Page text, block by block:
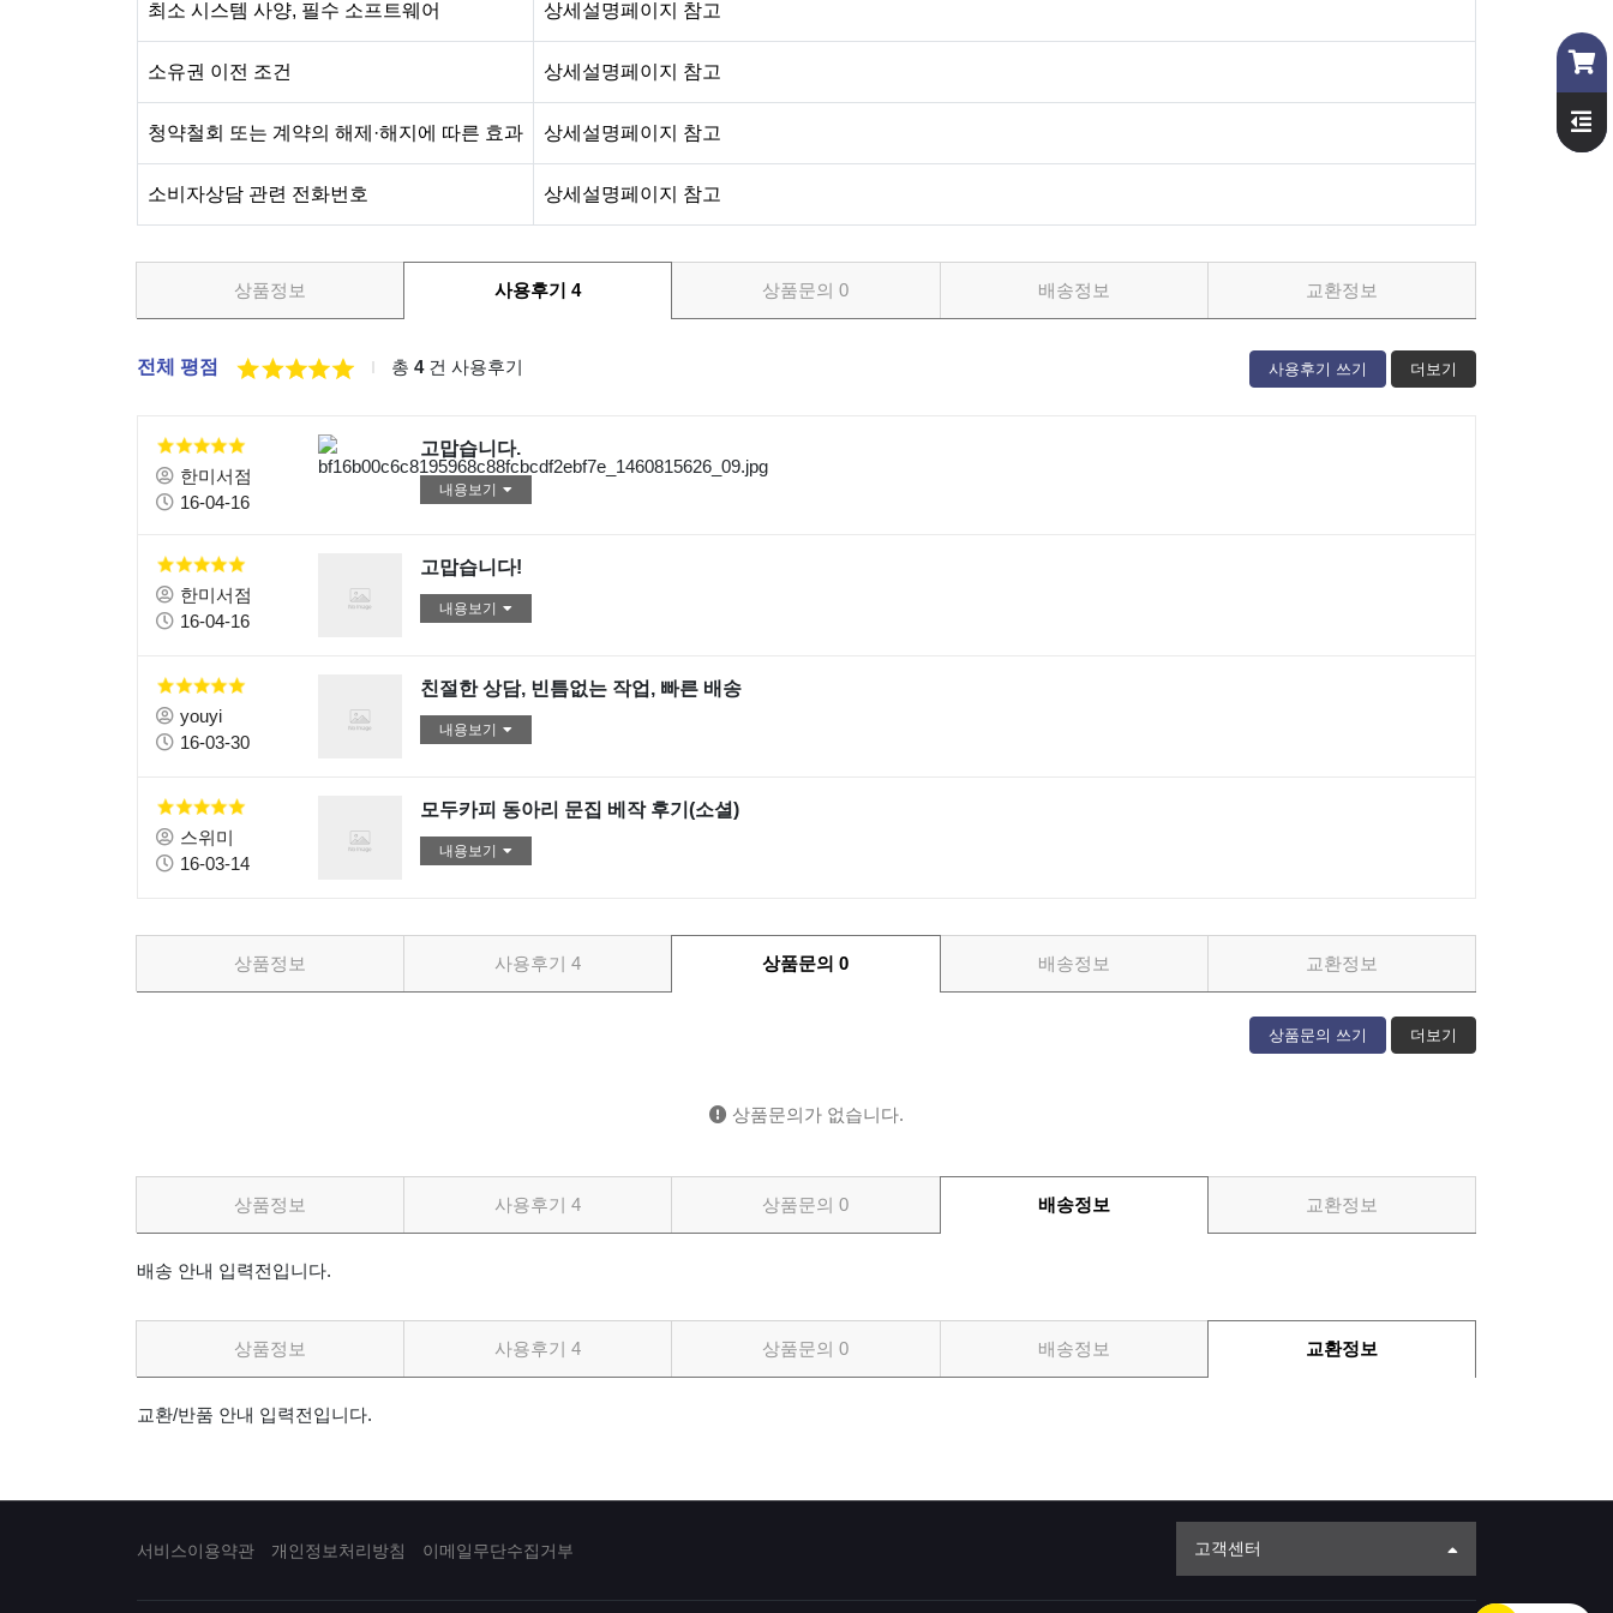
최소 시스템 사양, 필수 소프트웨어 상세설명페이지 참고
소유권 이전 조건 상세설명페이지 참고
청약철회 또는 계약의 해제·해지에 따른 효과 상세설명페이지 참고
소비자상담 관련 전화번호 상세설명페이지 참고
상품정보 사용후기4 상품문의0 배송정보 교환정보
전체 평점 총 4건 사용후기 사용후기 쓰기 더보기
고맙습니다.
내용보기
한미서점
16-04-16
고맙습니다!
내용보기
한미서점
16-04-16
친절한 상담, 빈틈없는 작업, 빠른 배송
내용보기
youyi
16-03-30
모두카피 동아리 문집 베작 후기(소셜)
내용보기
스위미
16-03-14
상품정보 사용후기4 상품문의0 배송정보 교환정보
상품문의 쓰기 더보기
상품문의가 없습니다.
상품정보 사용후기4 상품문의0 배송정보 교환정보
배송 안내 입력전입니다.
상품정보 사용후기4 상품문의0 배송정보 교환정보
교환/반품 안내 입력전입니다.
서비스이용약관 개인정보처리방침 이메일무단수집거부 고객센터